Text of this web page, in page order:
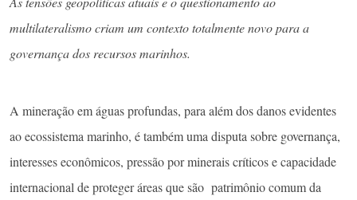
multilateralismo criam um contexto totalmente novo para a
governança dos recursos marinhos.
A mineração em águas profundas, para além dos danos evidentes
ao ecossistema marinho, é também uma disputa sobre governança,
interesses econômicos, pressão por minerais críticos e capacidade
internacional de proteger áreas que são patrimônio comum da